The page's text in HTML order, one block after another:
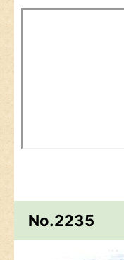
No.2235